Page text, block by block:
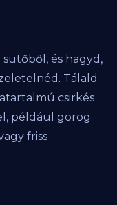
és hagyd,
Tálald
csirkés
például görög
friss